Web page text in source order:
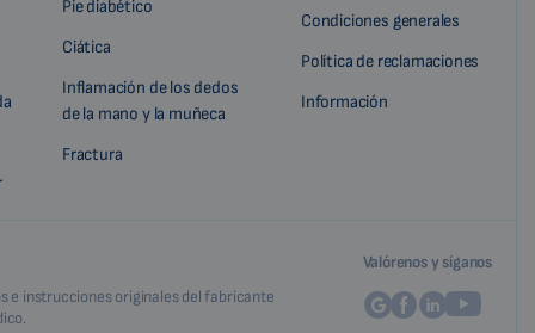
Pie diabético
Ciática
Inflamación de los dedos
de la mano y la muñeca
Fractura
Condiciones generales
Política de reclamaciones
Información
e instrucciones originales del fabricante
Valórenos y síganos